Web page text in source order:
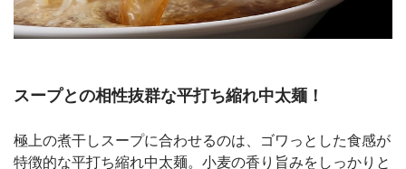
スープとの相性抜群な平打ち縮れ中太麺！
極上の煮干しスープに合わせるのは、ゴワっとした食感が
特徴的な平打ち縮れ中太麺。小麦の香り旨みをしっかりと